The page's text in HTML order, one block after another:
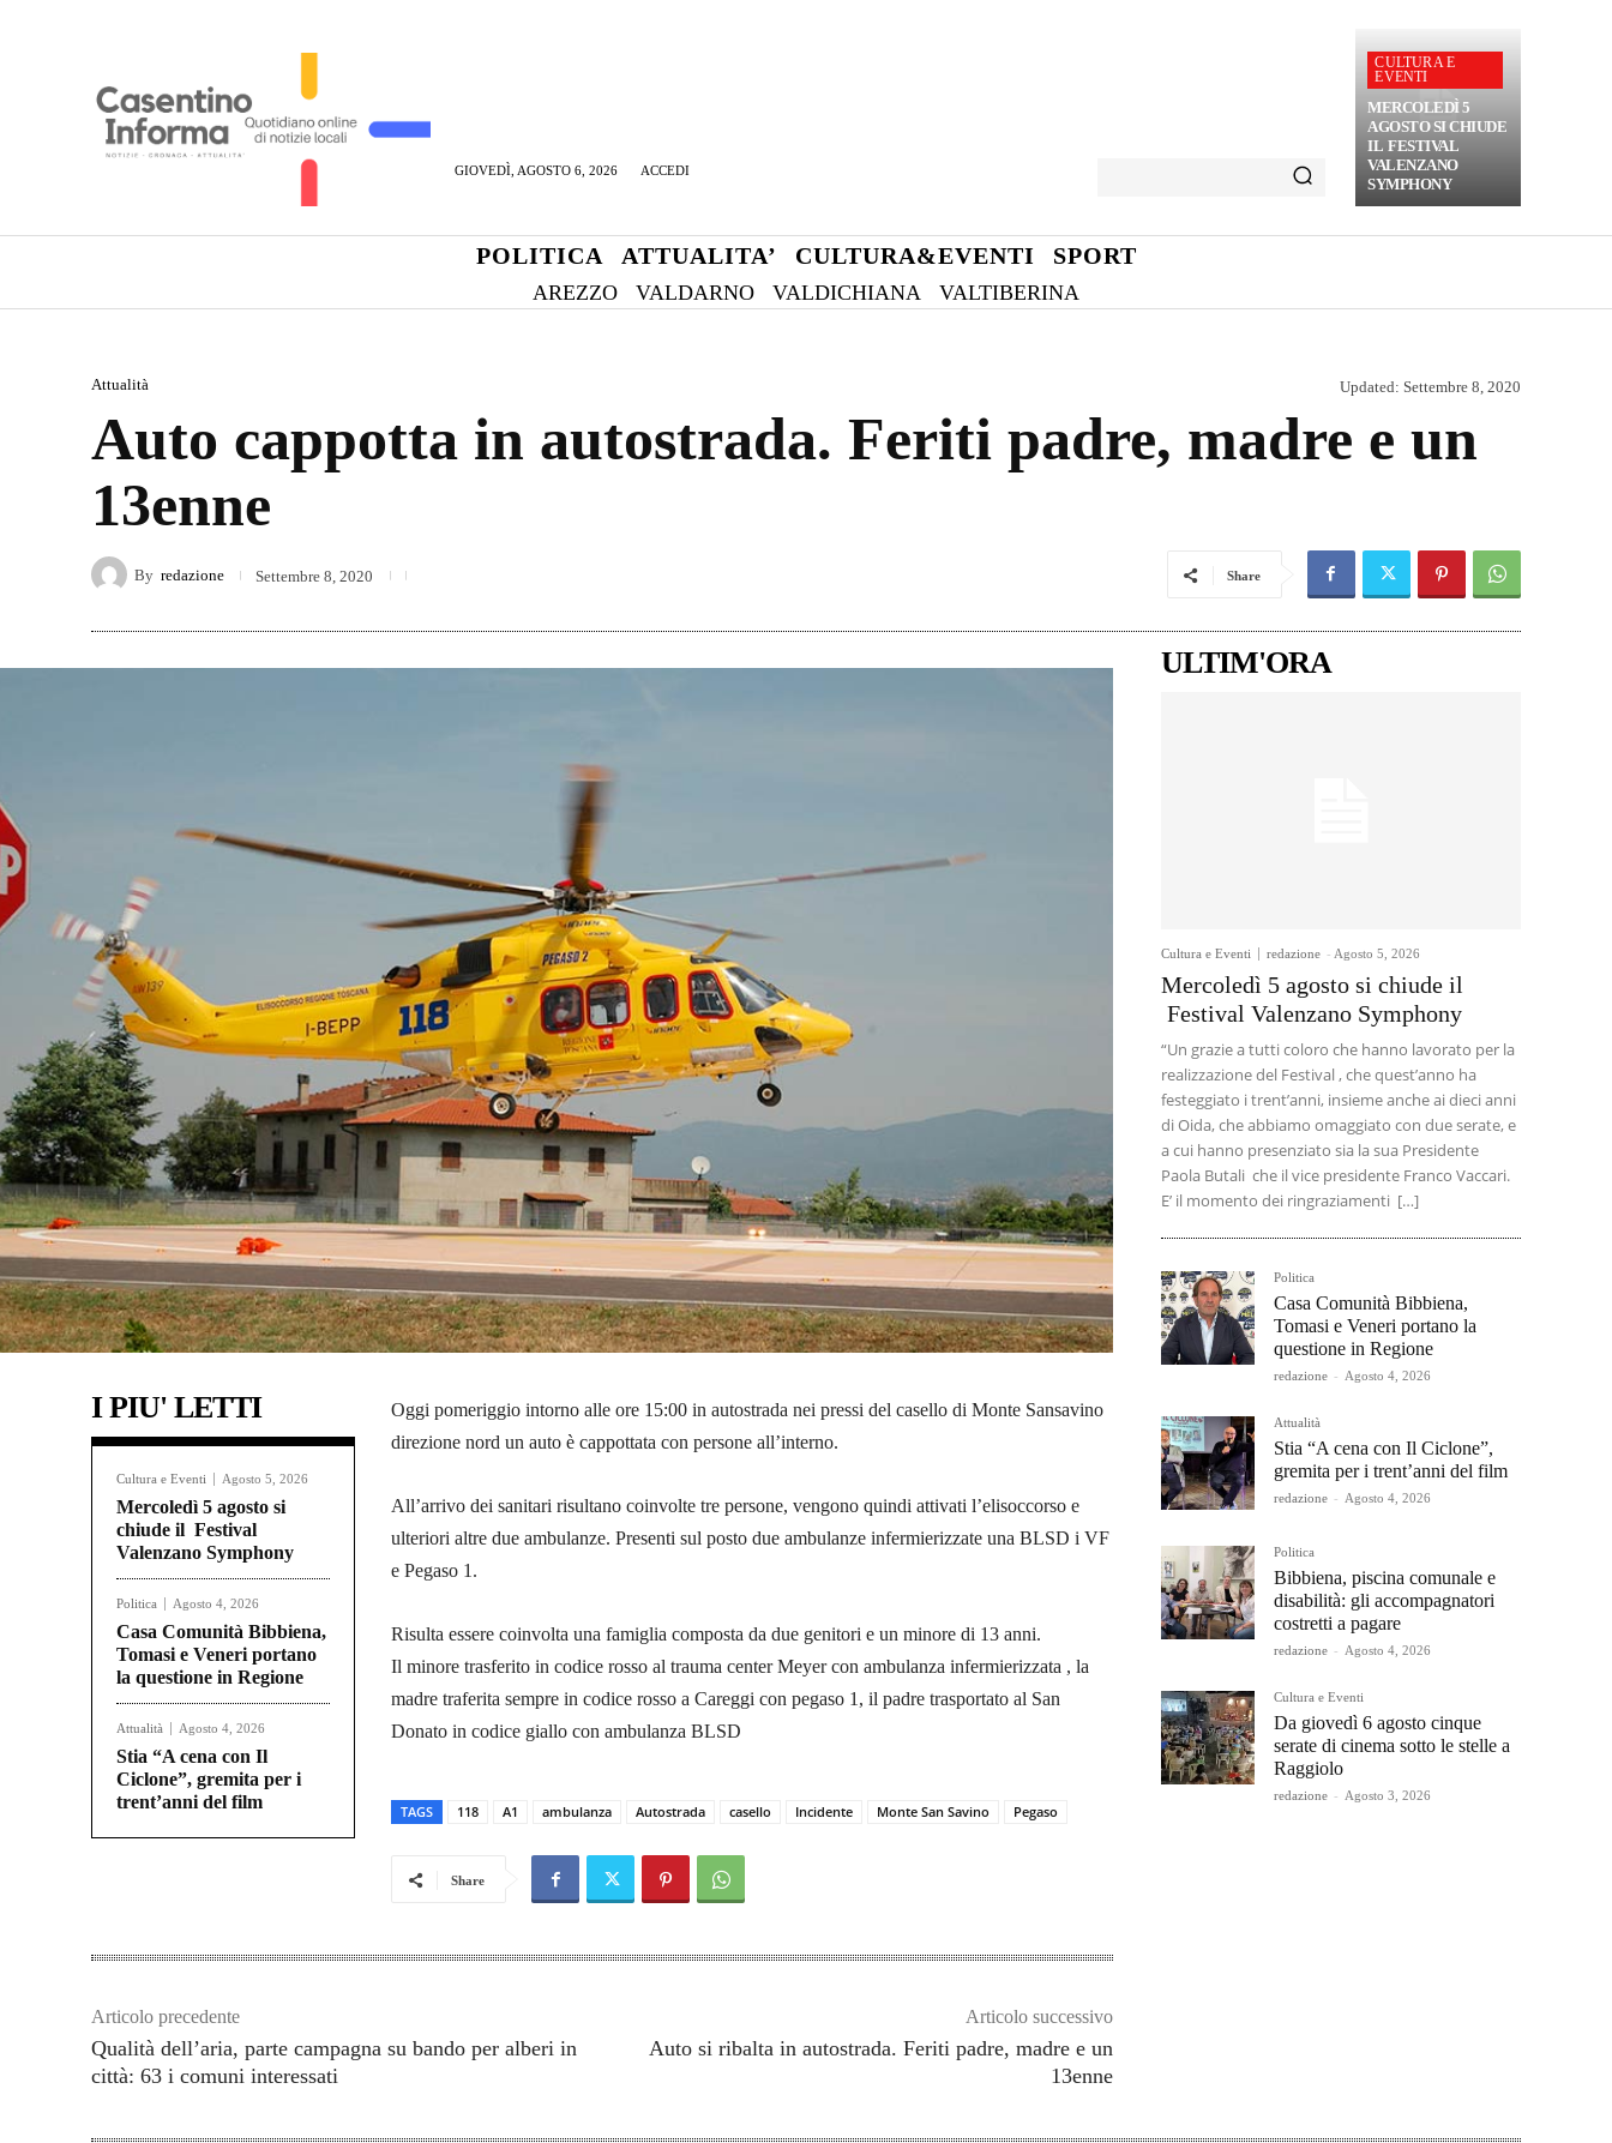
GIOVEDÌ, AGOSTO 6, 2026 ACCEDI
CULTURA E
EVENTI
MERCOLEDÌ 5
AGOSTO SI CHIUDE
IL FESTIVAL
VALENZANO
SYMPHONY
POLITICA ATTUALITA’ CULTURA&EVENTI SPORT
AREZZO VALDARNO VALDICHIANA VALTIBERINA
Attualità Updated: Settembre 8, 2020
Auto cappotta in autostrada. Feriti padre, madre e un
13enne
By redazione Settembre 8, 2020 Share
I PIU' LETTI
Cultura e Eventi Agosto 5, 2026
Mercoledì 5 agosto si
chiude il Festival
Valenzano Symphony
Politica Agosto 4, 2026
Casa Comunità Bibbiena,
Tomasi e Veneri portano
la questione in Regione
Attualità Agosto 4, 2026
Stia “A cena con Il
Ciclone”, gremita per i
trent’anni del film
Oggi pomeriggio intorno alle ore 15:00 in autostrada nei pressi del casello di Monte Sansavino
direzione nord un auto è cappottata con persone all’interno.
All’arrivo dei sanitari risultano coinvolte tre persone, vengono quindi attivati l’elisoccorso e
ulteriori altre due ambulanze. Presenti sul posto due ambulanze infermierizzate una BLSD i VF
e Pegaso 1.
Risulta essere coinvolta una famiglia composta da due genitori e un minore di 13 anni.
Il minore trasferito in codice rosso al trauma center Meyer con ambulanza infermierizzata , la
madre traferita sempre in codice rosso a Careggi con pegaso 1, il padre trasportato al San
Donato in codice giallo con ambulanza BLSD
TAGS 118 A1 ambulanza Autostrada casello Incidente Monte San Savino Pegaso
Share
Articolo precedente
Qualità dell’aria, parte campagna su bando per alberi in
città: 63 i comuni interessati
Articolo successivo
Auto si ribalta in autostrada. Feriti padre, madre e un
13enne
ULTIM'ORA
Cultura e Eventi redazione - Agosto 5, 2026
Mercoledì 5 agosto si chiude il
Festival Valenzano Symphony
“Un grazie a tutti coloro che hanno lavorato per la
realizzazione del Festival , che quest’anno ha
festeggiato i trent’anni, insieme anche ai dieci anni
di Oida, che abbiamo omaggiato con due serate, e
a cui hanno presenziato sia la sua Presidente
Paola Butali che il vice presidente Franco Vaccari.
E’ il momento dei ringraziamenti […]
Politica
Casa Comunità Bibbiena,
Tomasi e Veneri portano la
questione in Regione
redazione - Agosto 4, 2026
Attualità
Stia “A cena con Il Ciclone”,
gremita per i trent’anni del film
redazione - Agosto 4, 2026
Politica
Bibbiena, piscina comunale e
disabilità: gli accompagnatori
costretti a pagare
redazione - Agosto 4, 2026
Cultura e Eventi
Da giovedì 6 agosto cinque
serate di cinema sotto le stelle a
Raggiolo
redazione - Agosto 3, 2026